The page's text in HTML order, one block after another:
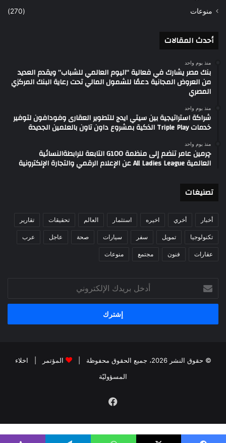
منوعات
(270)
أحدث المقالات
منذ يوم واحد
بنك مصر يشارك في فعالية “اليوم العالمي للشباب” ويقدم العديد
من العروض المجانية دعمًا للشمول المالي تحت رعاية البنك المركزي
المصري
منذ يوم واحد
شراكة استراتيجية بين سيتي ايدج للتطوير العقارى وفودافون لتوفير
خدمات Triple Play الذكية بمشروع داون تاون بالعلمين الجديدة
منذ يوم واحد
چرمين عامر تنضم إلى منظمة G100 التابعة للرابطةالنسائية
العالمية All Ladies League عن الإعلام الرقمي والتجارة الإلكترونية
تصنيغات
أخبار أخري اخيره استثمار العالم تحقيقات تقارير
تكنولوجيا تمويل سفر سيارات صحة عاجل عرب
عقارات فنون مجتمع منوعات
بريدك
الإلكتروني
© حقوق النشر 2026، جميع الحقوق محفوظة | المؤتمر
اخلاء
المسؤوليّة
فيسبوك